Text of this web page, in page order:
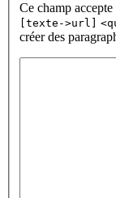
Ce champ
[texte->url]
créer des